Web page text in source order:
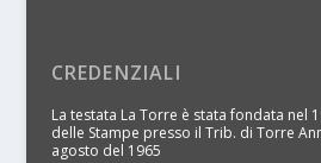
CREDENZIALI
La testata La Torre è stata fondata nel
delle Stampe presso il Trib. di Torre
agosto del 1965